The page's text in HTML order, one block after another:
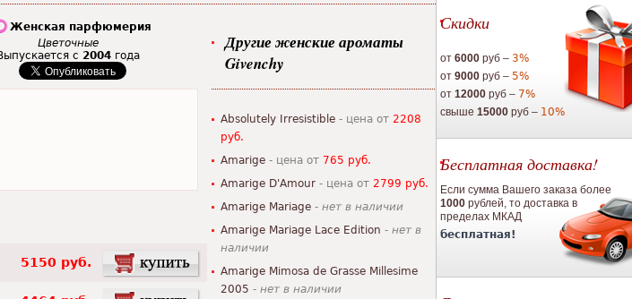
Женская парфюмерия
Цветочные
с 2004 года
5150 руб.
Другие женские ароматы
Givenchy
Absolutely Irresistible - цена от 2208
руб.
Amarige - цена от 765 руб.
Amarige D'Amour - цена от 2799 руб.
Amarige Mariage - нет в наличии
Amarige Mariage Lace Edition - нет в
наличии
Amarige Mimosa de Grasse Millesime
2005 - нет в наличии
Скидки
от 6000 руб – 3%
от 9000 руб – 5%
от 12000 руб – 7%
свыше 15000 руб – 10%
Бесплатная доставка!
Если сумма Вашего заказа более
1000 рублей, то доставка в
пределах МКАД
бесплатная!